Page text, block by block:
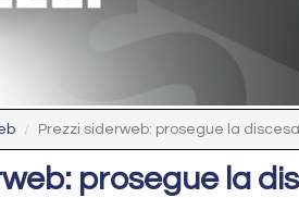
Prezzi siderweb: prosegue la
prosegue la